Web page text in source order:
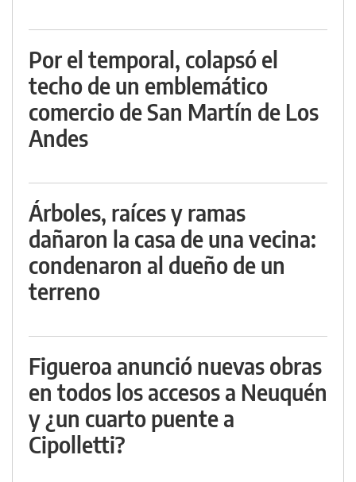
Por el temporal, colapsó el
techo de un emblemático
comercio de San Martín de Los
Andes
Árboles, raíces y ramas
dañaron la casa de una vecina:
condenaron al dueño de un
terreno
Figueroa anunció nuevas obras
en todos los accesos a Neuquén
y ¿un cuarto puente a
Cipolletti?